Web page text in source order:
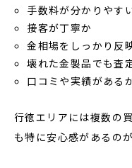
手数料が分かりやす
接客が丁寧か
金相場をしっかり反
壊れた金製品でも査
口コミや実績がある
行徳エリアには複数の
も特に安心感があるの